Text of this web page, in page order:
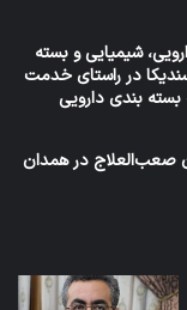
شیمیایی و بسته
سندیکا در راستای خدمت
بسته بندی دارویی
صعب‌العلاج در همدان